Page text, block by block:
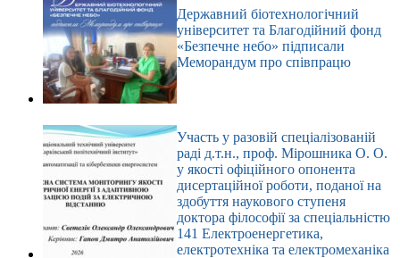
Державний біотехнологічний
університет та Благодійний фонд
«Безпечне небо» підписали
Меморандум про співпрацю
Участь у разовій спеціалізованій
раді д.т.н., проф. Мірошника О. О.
у якості офіційного опонента
дисертаційної роботи, поданої на
здобуття наукового ступеня
доктора філософії за спеціальністю
141 Електроенергетика,
електротехніка та електромеханіка